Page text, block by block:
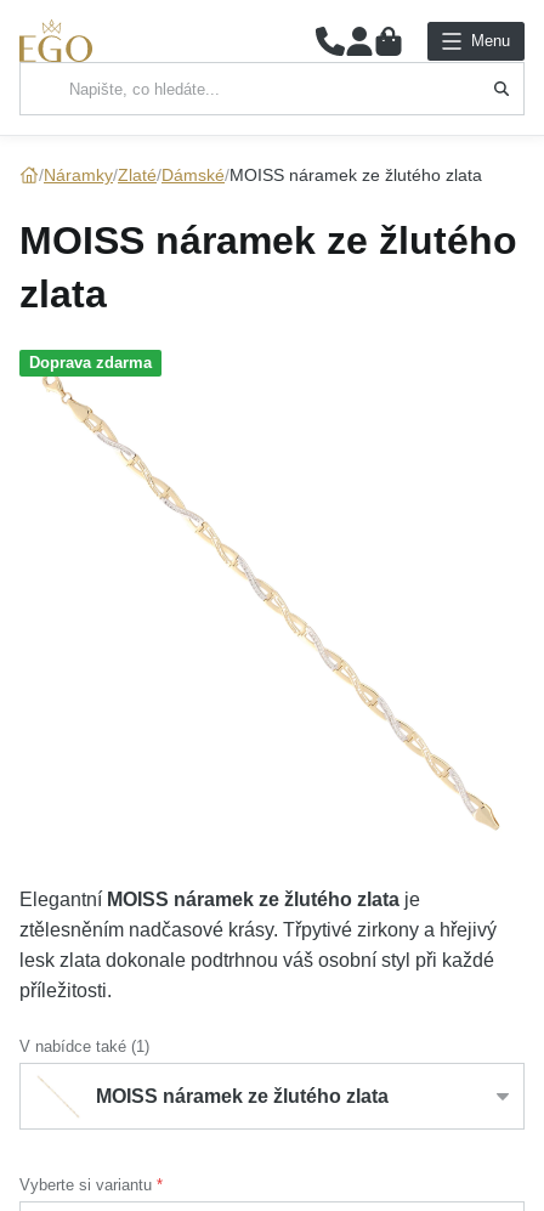
0 Menu
Hlavní kategorie
PRSTENY
NÁUŠNICE
Slovensko
Náramky Zlaté Dámské MOISS náramek ze žlutého zlata
MOISS náramek ze žlutého
zlata
Doprava zdarma
Elegantní MOISS náramek ze žlutého zlata je
ztělesněním nadčasové krásy. Třpytivé zirkony a hřejivý
lesk zlata dokonale podtrhnou váš osobní styl při každé
příležitosti.
V nabídce také (1)
MOISS náramek ze žlutého zlata
Vyberte si variantu